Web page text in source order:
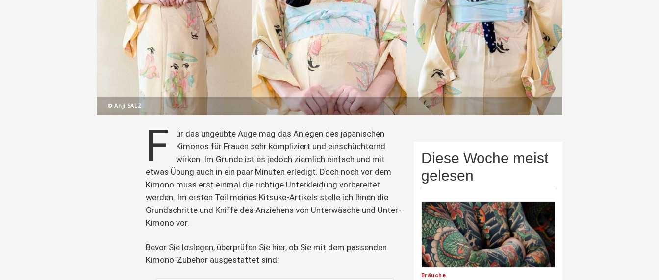
© Anji SALZ
F
ür das ungeübte Auge mag das Anlegen des japanischen
Kimonos für Frauen sehr kompliziert und einschüchternd
wirken. Im Grunde ist es jedoch ziemlich einfach und mit
etwas Übung auch in ein paar Minuten erledigt. Doch noch vor dem
Kimono muss erst einmal die richtige Unterkleidung vorbereitet
werden. Im ersten Teil meines Kitsuke-Artikels stelle ich Ihnen die
Grundschritte und Kniffe des Anziehens von Unterwäsche und Unter-
Kimono vor.
Bevor Sie loslegen, überprüfen Sie hier, ob Sie mit dem passenden
Kimono-Zubehör ausgestattet sind:
Diese Woche meist
gelesen
Bräuche